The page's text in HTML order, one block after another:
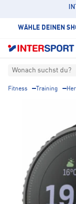
WÄHLE DEINEN
Wonach suchst du?
Fitness Training